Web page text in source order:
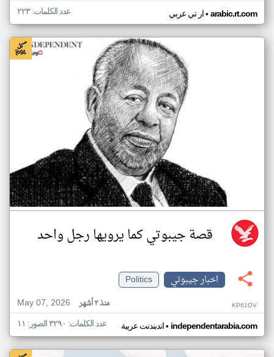
ار تي عربي• arabic.rt.com عدد الكلمات: ٢٢٣
قصة جيبوتي كما يرويها رجل واحد
اخبار جيبوتي
Politics
May 07, 2026
منذ ٣ أشهر KP61OV
اندبندنت عربية• independentarabia.com عدد الكلمات: ٣٢٩٠ الصور: ١١